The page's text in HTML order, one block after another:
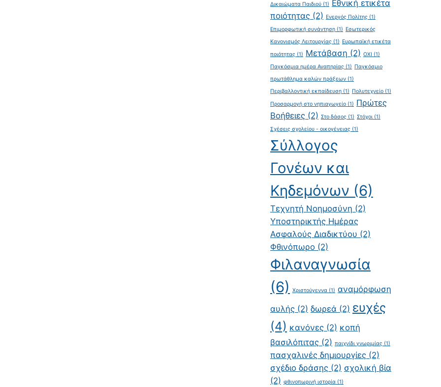
Δικαιώματα Παιδιού (1) Εθνική ετικέτα
ποιότητας (2) Ενεργός Πολίτης (1)
Επιμορφωτική συνάντηση (1) Εσωτερικός
Κανονισμός Λειτουργίας (1) Ευρωπαϊκή ετικέτα
ποιότητας (1) Μετάβαση (2) ΟΧΙ (1)
Παγκόσμια ημέρα Αναπηρίας (1) Παγκόσμιο
πρωτάθλημα καλών πράξεων (1)
Περιβαλλοντική εκπαίδευση (1) Πολυτεχνείο (1)
Προσαρμογή στο νηπιαγωγείο (1) Πρώτες
Βοήθειες (2) Στο δάσος (1) Στόχοι (1)
Σχέσεις σχολείου - οικογένειας (1)
Σύλλογος
Γονέων και
Κηδεμόνων (6)
Τεχνητή Νοημοσύνη (2)
Υποστηρικτής Ημέρας
Ασφαλούς Διαδικτύου (2)
Φθινόπωρο (2)
Φιλαναγνωσία
(6)
Χριστούγεννα (1) αναμόρφωση
αυλής (2) δωρεά (2) ευχές
(4) κανόνες (2) κοπή
βασιλόπιτας (2) παιχνίδι γνωριμίας (1)
πασχαλινές δημιουργίες (2)
σχέδιο δράσης (2) σχολική βία
(2) φθινοπωρινή ιστορία (1)